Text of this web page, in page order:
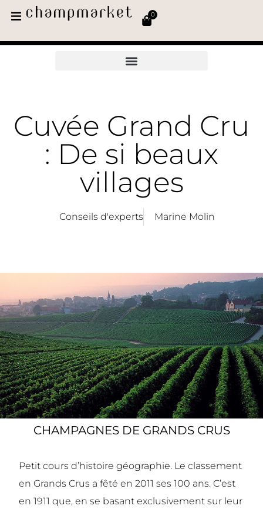
0
Cuvée Grand Cru
: De si beaux
villages
Conseils d'experts Marine Molin
CHAMPAGNES DE GRANDS CRUS
Petit cours d’histoire géographie. Le classement
en Grands Crus a fêté en 2011 ses 100 ans. C’est
en 1911 que, en se basant exclusivement sur leur